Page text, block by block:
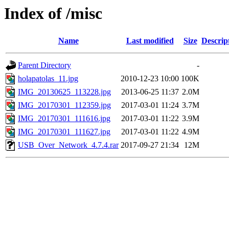
Index of /misc
Name Last modified Size
Parent Directory
-
holapatolas_11.jpg
2010-12-23 10:00 100K
IMG_20130625_113228.jpg
2013-06-25 11:37 2.0M
IMG_20170301_112359.jpg
2017-03-01 11:24 3.7M
IMG_20170301_111616.jpg
2017-03-01 11:22 3.9M
IMG_20170301_111627.jpg
2017-03-01 11:22 4.9M
USB_Over_Network_4.7.4.rar 2017-09-27 21:34 12M